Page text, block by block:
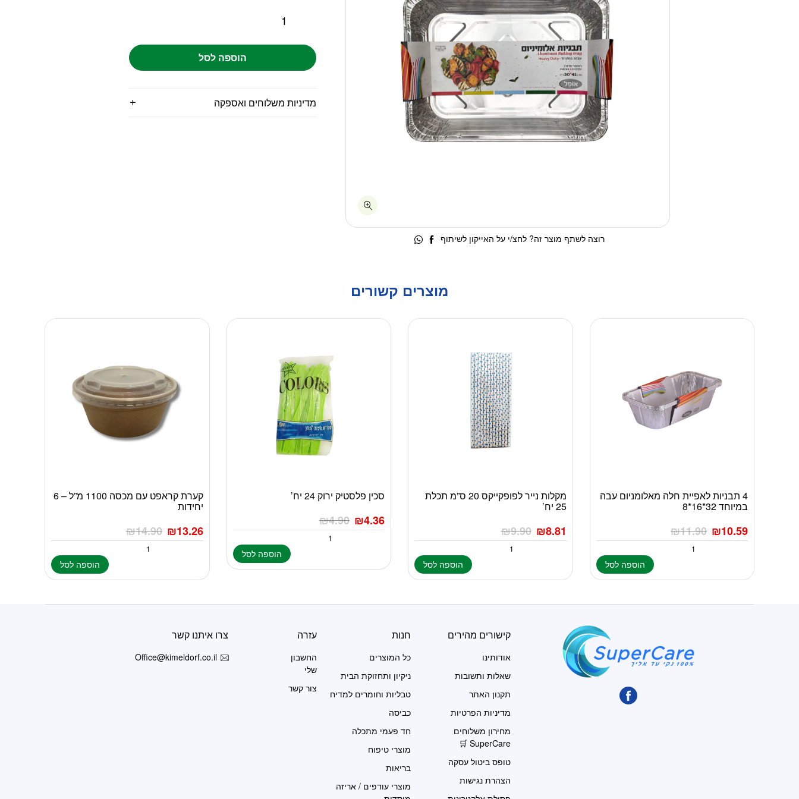
הוספה לסל
מדיניות משלוחים ואספקה
רוצה לשתף מוצר זה? לחצ/י על האייקון לשיתוף
מוצרים קשורים
4 תבניות לאפיית חלה מאלומניום עבה
במיוחד 32*16*8
₪11.90 ₪10.59
הוספה לסל
מקלות נייר לפופקייקס 20 ס”מ תכלת
25 יח’
₪9.90 ₪8.81
הוספה לסל
סכין פלסטיק ירוק 24 יח’
₪4.90 ₪4.36
הוספה לסל
קערת קראפט עם מכסה 1100 מ”ל – 6
יחידות
₪14.90 ₪13.26
הוספה לסל
קישורים מהירים
אודותינו
שאלות ותשובות
תקנון האתר
מדיניות הפרטיות
מחירון משלוחים
SuperCare 🛒
טופס ביטול עסקה
הצהרת נגישות
חנות
כל המוצרים
ניקיון ותחזוקת הבית
טבליות וחומרים למדיח
כביסה
חד פעמי מתכלה
מוצרי טיפוח
בריאות
מוצרי עודפים / אריזה
עזרה
החשבון
שלי
צור קשר
צרו איתנו קשר
Office@kimeldorf.co.il